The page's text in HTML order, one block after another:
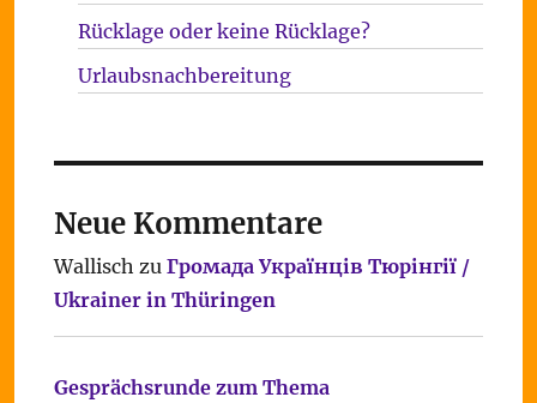
Rücklage oder keine Rücklage?
Urlaubsnachbereitung
Neue Kommentare
Wallisch zu Громада Українців Тюрінгії /
Ukrainer in Thüringen
Gesprächsrunde zum Thema